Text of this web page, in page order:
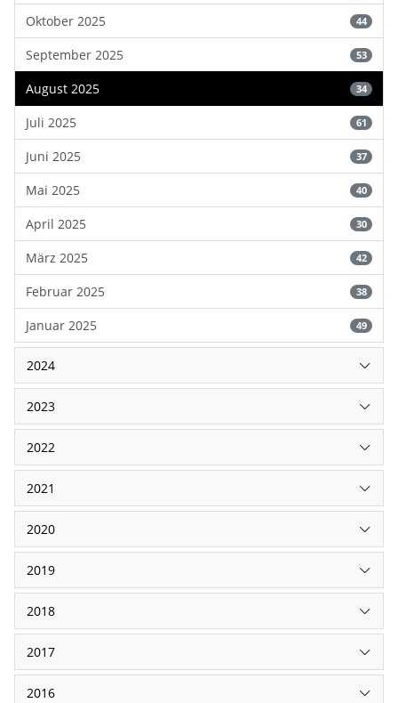
Oktober 2025 44
September 2025 53
August 2025 34
Juli 2025 61
Juni 2025 37
Mai 2025 40
April 2025 30
März 2025 42
Februar 2025 38
Januar 2025 49
2024
2023
2022
2021
2020
2019
2018
2017
2016